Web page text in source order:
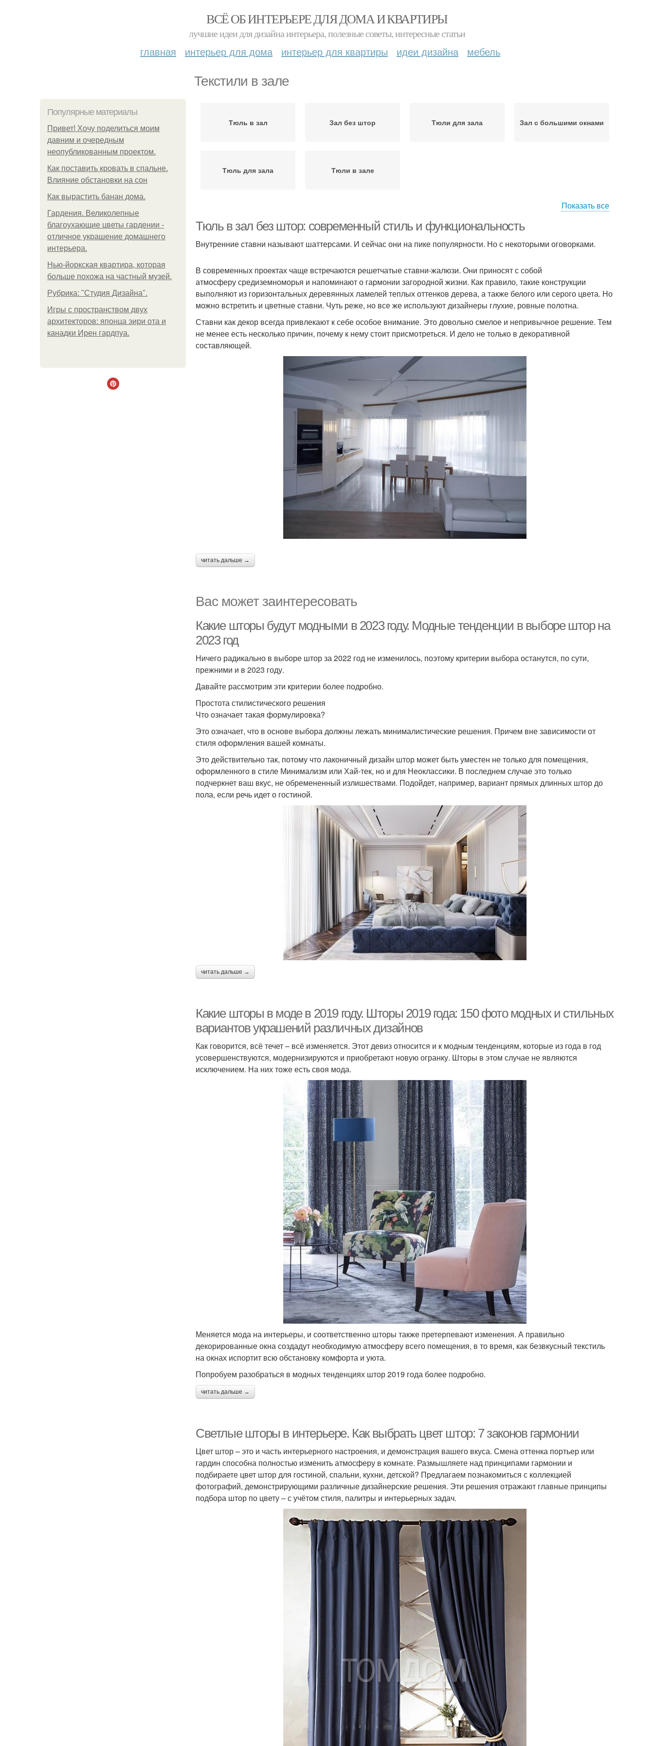
ВСЁ ОБ ИНТЕРЬЕРЕ ДЛЯ ДОМА И КВАРТИРЫ
лучшие идеи для дизайна интерьера, полезные советы, интересные статьи
главная интерьер для дома интерьер для квартиры идеи дизайна мебель
Текстили в зале
Популярные материалы
Привет! Хочу поделиться моим
давним и очередным
неопубликованным проектом.
Как поставить кровать в спальне.
Влияние обстановки на сон
Как вырастить банан дома.
Гардения. Великолепные
благоухающие цветы гардении -
отличное украшение домашнего
интерьера.
Нью-йоркская квартира, которая
больше похожа на частный музей.
Рубрика: "Студия Дизайна".
Игры с пространством двух
архитекторов: японца эири ота и
канадки Ирен гардпуа.
Тюль в зал Зал без штор Тюли для зала Зал с большими окнами
Тюль для зала Тюли в зале
Показать все
Тюль в зал без штор: современный стиль и функциональность
Внутренние ставни называют шаттерсами. И сейчас они на пике популярности. Но с некоторыми оговорками.
В современных проектах чаще встречаются решетчатые ставни-жалюзи. Они приносят с собой
атмосферу средиземноморья и напоминают о гармонии загородной жизни. Как правило, такие конструкции
выполняют из горизонтальных деревянных ламелей теплых оттенков дерева, а также белого или серого цвета. Но
можно встретить и цветные ставни. Чуть реже, но все же используют дизайнеры глухие, ровные полотна.
Ставни как декор всегда привлекают к себе особое внимание. Это довольно смелое и непривычное решение. Тем
не менее есть несколько причин, почему к нему стоит присмотреться. И дело не только в декоративной
составляющей.
читать дальше →
Вас может заинтересовать
Какие шторы будут модными в 2023 году. Модные тенденции в выборе штор на
2023 год
Ничего радикально в выборе штор за 2022 год не изменилось, поэтому критерии выбора останутся, по сути,
прежними и в 2023 году.
Давайте рассмотрим эти критерии более подробно.
Простота стилистического решения
Что означает такая формулировка?
Это означает, что в основе выбора должны лежать минималистические решения. Причем вне зависимости от
стиля оформления вашей комнаты.
Это действительно так, потому что лаконичный дизайн штор может быть уместен не только для помещения,
оформленного в стиле Минимализм или Хай-тек, но и для Неоклассики. В последнем случае это только
подчеркнет ваш вкус, не обремененный излишествами. Подойдет, например, вариант прямых длинных штор до
пола, если речь идет о гостиной.
читать дальше →
Какие шторы в моде в 2019 году. Шторы 2019 года: 150 фото модных и стильных
вариантов украшений различных дизайнов
Как говорится, всё течет – всё изменяется. Этот девиз относится и к модным тенденциям, которые из года в год
усовершенствуются, модернизируются и приобретают новую огранку. Шторы в этом случае не являются
исключением. На них тоже есть своя мода.
Меняется мода на интерьеры, и соответственно шторы также претерпевают изменения. А правильно
декорированные окна создадут необходимую атмосферу всего помещения, в то время, как безвкусный текстиль
на окнах испортит всю обстановку комфорта и уюта.
Попробуем разобраться в модных тенденциях штор 2019 года более подробно.
читать дальше →
Светлые шторы в интерьере. Как выбрать цвет штор: 7 законов гармонии
Цвет штор – это и часть интерьерного настроения, и демонстрация вашего вкуса. Смена оттенка портьер или
гардин способна полностью изменить атмосферу в комнате. Размышляете над принципами гармонии и
подбираете цвет штор для гостиной, спальни, кухни, детской? Предлагаем познакомиться с коллекцией
фотографий, демонстрирующими различные дизайнерские решения. Эти решения отражают главные принципы
подбора штор по цвету – с учётом стиля, палитры и интерьерных задач.